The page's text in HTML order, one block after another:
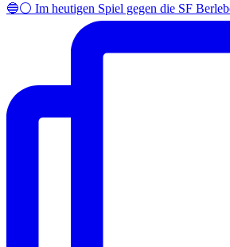
🔵⚪️ Im heutigen Spiel gegen die SF